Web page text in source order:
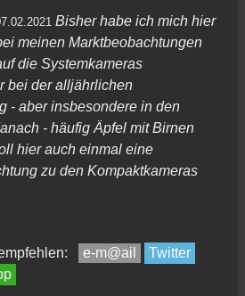
Bisher habe ich mich hier
meinen Marktbeobachtungen
die Systemkameras
bei der alljährlichen
- aber insbesondere in den
- häufig Äpfel mit Birnen
hier auch einmal eine
zu den Kompaktkameras
e-m@ail
Twitter